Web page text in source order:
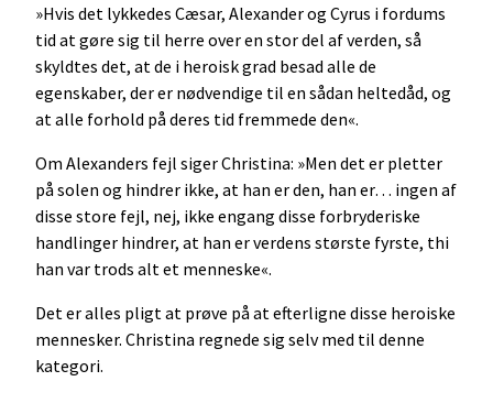
»Hvis det lykkedes Cæsar, Alexander og Cyrus i fordums
tid at gøre sig til herre over en stor del af verden, så
skyldtes det, at de i heroisk grad besad alle de
egenskaber, der er nødvendige til en sådan heltedåd, og
at alle forhold på deres tid fremmede den«.
Om Alexanders fejl siger Christina: »Men det er pletter
på solen og hindrer ikke, at han er den, han er… ingen af
disse store fejl, nej, ikke engang disse forbryderiske
handlinger hindrer, at han er verdens største fyrste, thi
han var trods alt et menneske«.
Det er alles pligt at prøve på at efterligne disse heroiske
mennesker. Christina regnede sig selv med til denne
kategori.